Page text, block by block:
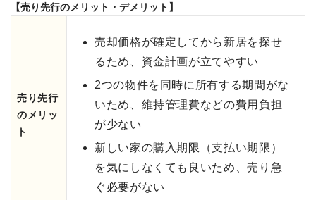
【売り先行のメリット・デメリット】
売り先行
のメリッ
ト
売却価格が確定してから新居を探せ
るため、資金計画が立てやすい
2つの物件を同時に所有する期間がな
いため、維持管理費などの費用負担
が少ない
新しい家の購入期限（支払い期限）
を気にしなくても良いため、売り急
ぐ必要がない